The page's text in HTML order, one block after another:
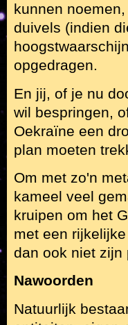
kunnen
duivels (indien
opgedragen.
En jij, of je nu
wil bespringen,
Oekraïne een
plan moeten
Om met zo'n
kameel veel
kruipen om het
met een
dan ook niet zijn
Nawoorden
Natuurlijk